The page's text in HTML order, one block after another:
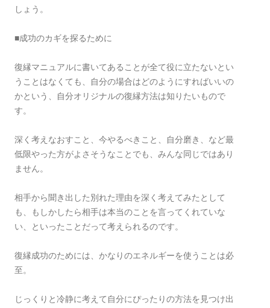
しょう。
■成功のカギを探るために
復縁マニュアルに書いてあることが全て役に立たないとい
うことはなくても、自分の場合はどのようにすればいいの
かという、自分オリジナルの復縁方法は知りたいもので
す。
深く考えなおすこと、今やるべきこと、自分磨き、など最
低限やった方がよさそうなことでも、みんな同じではあり
ません。
相手から聞き出した別れた理由を深く考えてみたとして
も、もしかしたら相手は本当のことを言ってくれていな
い、といったことだって考えられるのです。
復縁成功のためには、かなりのエネルギーを使うことは必
至。
じっくりと冷静に考えて自分にぴったりの方法を見つけ出